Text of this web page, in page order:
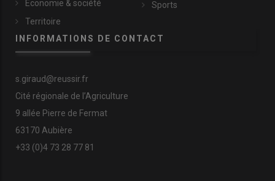
Économie & société
Territoire
Sports
INFORMATIONS DE CONTACT
s.giraud@reussir.fr
Cité régionale de l’Agriculture
9 allée Pierre de Fermat
63170 Aubière
+33 (0)4 73 28 77 81